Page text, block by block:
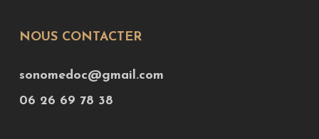
NOUS CONTACTER
sonomedoc@gmail.com
06 26 69 78 38